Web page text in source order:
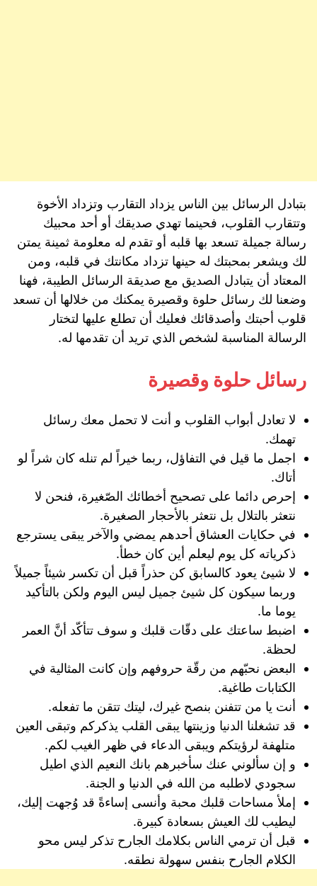
بتبادل الرسائل بين الناس يزداد التقارب وتزداد الأخوة
وتتقارب القلوب، فحينما تهدي صديقك أو أحد محبيك
رسالة جميلة تسعد بها قلبه أو تقدم له معلومة ثمينة يمتن
لك ويشعر بمحبتك له حينها تزداد مكانتك في قلبه، ومن
المعتاد أن يتبادل الصديق مع صديقة الرسائل الطيبة، فهنا
وضعنا لك رسائل حلوة وقصيرة يمكنك من خلالها أن تسعد
قلوب أحبتك وأصدقائك فعليك أن تطلع عليها لتختار
الرسالة المناسبة لشخص الذي تريد أن تقدمها له.
رسائل حلوة وقصيرة
لا تعادل أبواب القلوب و أنت ﻻ تحمل معك رسائل
تهمك.
اجمل ما قيل في التفاؤل، ربما خيراً لم تنله كان شراً لو
أتاك.
إحرص دائما على تصحيح أخطائك الصّغيرة، فنحن لا
نتعثر بالتلال بل نتعثر بالأحجار الصغيرة.
في حكايات العشاق أحدهم يمضي والآخر يبقى يسترجع
ذكرياته كل يوم ليعلم أين كان خطأ.
‌‏لا شيئ يعود كالسابق كن حذراً قبل أن تكسر شيئاً جميلاً
وربما سيكون كل شيئ جميل ليس اليوم ولكن بالتأكيد
يوما ما.
‌‏اضبط ساعتك على دقّات قلبك و سوف تتأكّد أنَّ العمر
لحظة.
البعض نحبّهم من رقّة حروفهم وإن كانت المثالية في
الكتابات طاغية.
أنت يا من تتفنن بنصح غيرك، ليتك تتقن ما تفعله.
قد تشغلنا الدنيا وزينتها يبقى القلب يذكركم وتبقى العين
متلهفة لرؤيتكم ويبقى الدعاء في ظهر الغيب لكم.
و إن سألوني عنك سأخبرهم بانك النعيم الذي اطيل
سجودي لاطلبه من الله في الدنيا و الجنة.
إملأ مساحات قلبك محبة وأنسى إساءةً قد وُجهت إليك،
ليطيب لك العيش بسعادة كبيرة.
قبل أن ترمي الناس بكلامك الجارح تذكر ليس محو
الكلام الجارح بنفس سهولة نطقه.